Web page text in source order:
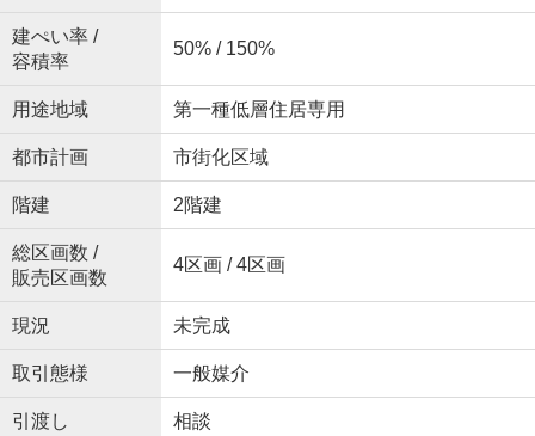
建ぺい率 /
容積率
50% / 150%
用途地域 第一種低層住居専用
都市計画 市街化区域
階建 2階建
総区画数 /
販売区画数
4区画 / 4区画
現況 未完成
取引態様 一般媒介
引渡し 相談